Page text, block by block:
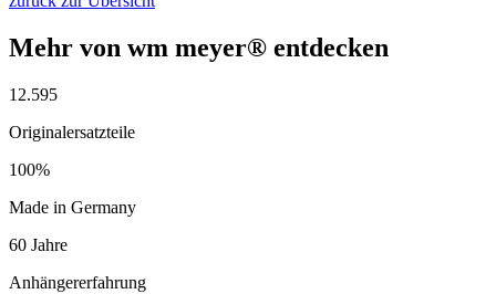
Mehr von wm meyer® entdecken
12.595
Originalersatzteile
100%
Made in Germany
60 Jahre
Anhängererfahrung